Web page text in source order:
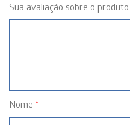
Sua avaliação sobre o produto
Nome *